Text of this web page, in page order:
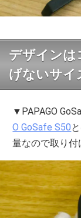
デザインは
げないサイ
▼PAPAGO
O GoSafe S50
量なので取り付